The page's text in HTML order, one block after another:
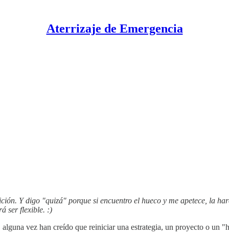
Aterrizaje de Emergencia
Y digo "quizá" porque si encuentro el hueco y me apetece, la
ser flexible. :)
vez han creído que reiniciar una estrategia, un proyecto o un